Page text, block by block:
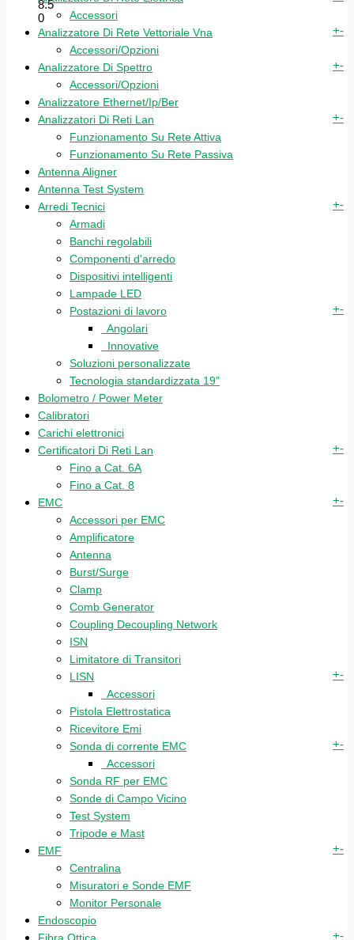
8.5
0
Accessori
Analizzatore Di Rete Vettoriale Vna
+-
Accessori/Opzioni
Analizzatore Di Spettro
+-
Accessori/Opzioni
Analizzatore Ethernet/Ip/Ber
Analizzatori Di Reti Lan
+-
Funzionamento Su Rete Attiva
Funzionamento Su Rete Passiva
Antenna Aligner
Antenna Test System
Arredi Tecnici
+-
Armadi
Banchi regolabili
Componenti d'arredo
Dispositivi intelligenti
Lampade LED
Postazioni di lavoro
+-
Angolari
Innovative
Soluzioni personalizzate
Tecnologia standardizzata 19"
Bolometro / Power Meter
Calibratori
Carichi elettronici
Certificatori Di Reti Lan
+-
Fino a Cat. 6A
Fino a Cat. 8
EMC
+-
Accessori per EMC
Amplificatore
Antenna
Burst/Surge
Clamp
Comb Generator
Coupling Decoupling Network
ISN
Limitatore di Transitori
LISN
+-
Accessori
Pistola Elettrostatica
Ricevitore Emi
Sonda di corrente EMC
+-
Accessori
Sonda RF per EMC
Sonde di Campo Vicino
Test System
Tripode e Mast
EMF
+-
Centralina
Misuratori e Sonde EMF
Monitor Personale
Endoscopio
+-